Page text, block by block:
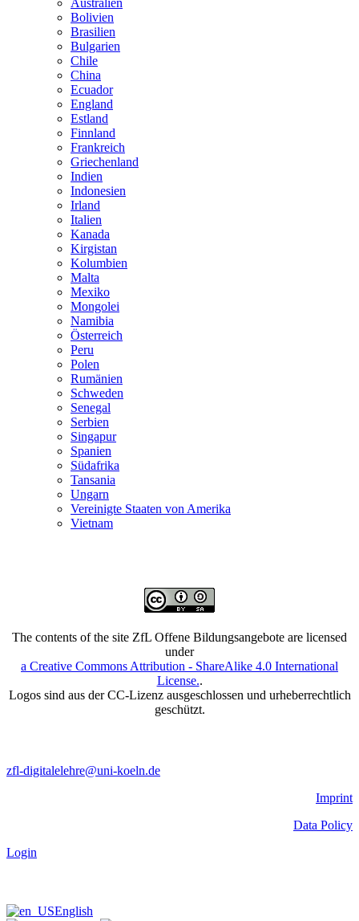
Bolivien
Brasilien
Bulgarien
Chile
China
Ecuador
England
Estland
Finnland
Frankreich
Griechenland
Indien
Indonesien
Irland
Italien
Kanada
Kirgistan
Kolumbien
Malta
Mexiko
Mongolei
Namibia
Österreich
Peru
Polen
Rumänien
Schweden
Senegal
Serbien
Singapur
Spanien
Südafrika
Tansania
Ungarn
Vereinigte Staaten von Amerika
Vietnam
The contents of the site ZfL Offene Bildungsangebote are licensed
under
a Creative Commons Attribution - ShareAlike 4.0 International
License..
Logos sind aus der CC-Lizenz ausgeschlossen und urheberrechtlich
geschützt.
zfl-digitalelehre@uni-koeln.de
Imprint
Data Policy
Login
English